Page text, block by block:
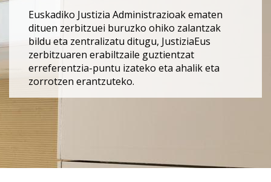
Euskadiko Justizia Administrazioak ematen
dituen zerbitzuei buruzko ohiko zalantzak
bildu eta zentralizatu ditugu, JustiziaEus
zerbitzuaren erabiltzaile guztientzat
erreferentzia-puntu izateko eta ahalik eta
zorrotzen erantzuteko.